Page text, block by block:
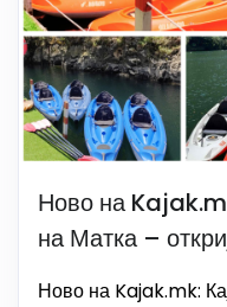
Ново на
на Матка –
Ново на Kajak.mk: